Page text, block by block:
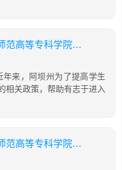
阿坝提供单招培训要求，阿坝师范高等专科学院可以单招吗
来，阿坝州为了提高学生
相关政策，帮助有志于进入
阿坝本地单招培训概况，阿坝师范高等专科学院可以单招吗